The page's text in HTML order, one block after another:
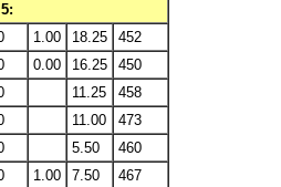
1.00 18.25
452
0.00 16.25
450
11.25
458
11.00
473
5.50
460
1.00 7.50
467